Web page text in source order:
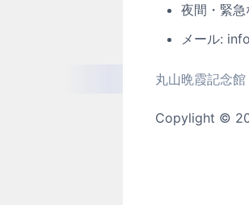
夜間・緊
メール:
丸山晩霞記念館
Copylight ©